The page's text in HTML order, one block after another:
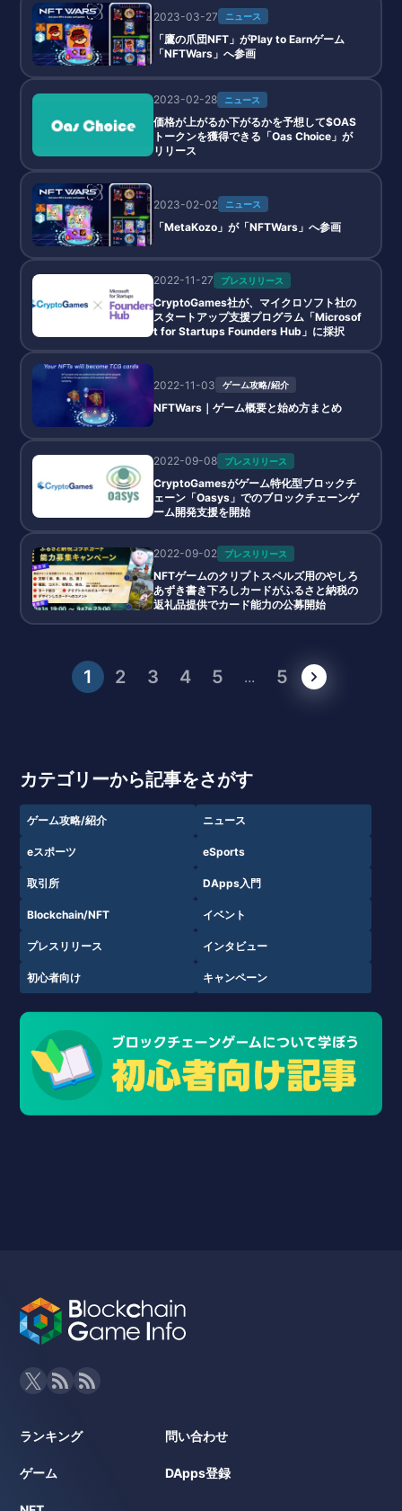
2023-03-27 ニュース
「​​鷹の爪団NFT」がPlay to Earnゲーム
「NFTWars」へ参画
2023-02-28 ニュース
価格が上がるか下がるかを予想して$OAS
トークンを獲得できる「Oas Choice」が
リリース
2023-02-02 ニュース
「MetaKozo」が「NFTWars」へ参画
2022-11-27 プレスリリース
CryptoGames社が、マイクロソフト社の
スタートアップ支援プログラム「Microsof
t for Startups Founders Hub」に採択
2022-11-03 ゲーム攻略/紹介
NFTWars｜ゲーム概要と始め方まとめ
2022-09-08 プレスリリース
CryptoGamesがゲーム特化型ブロックチ
ェーン「Oasys」でのブロックチェーンゲ
ーム開発支援を開始
2022-09-02 プレスリリース
NFTゲームのクリプトスペルズ用のやしろ
あずき書き下ろしカードがふるさと納税の
返礼品提供でカード能力の公募開始
1 2 3 4 5 ... 5
カテゴリーから記事をさがす
ゲーム攻略/紹介 ニュース
eスポーツ eSports
取引所 DApps入門
Blockchain/NFT イベント
プレスリリース インタビュー
初心者向け キャンペーン
ランキング
ゲーム
問い合わせ
DApps登録